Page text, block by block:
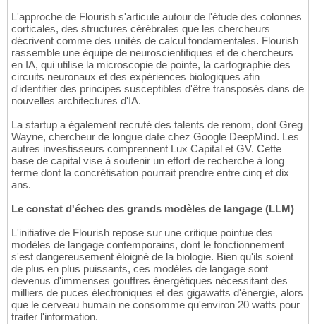
L'approche de Flourish s'articule autour de l'étude des colonnes
corticales, des structures cérébrales que les chercheurs
décrivent comme des unités de calcul fondamentales. Flourish
rassemble une équipe de neuroscientifiques et de chercheurs
en IA, qui utilise la microscopie de pointe, la cartographie des
circuits neuronaux et des expériences biologiques afin
d'identifier des principes susceptibles d'être transposés dans de
nouvelles architectures d'IA.
La startup a également recruté des talents de renom, dont Greg
Wayne, chercheur de longue date chez Google DeepMind. Les
autres investisseurs comprennent Lux Capital et GV. Cette
base de capital vise à soutenir un effort de recherche à long
terme dont la concrétisation pourrait prendre entre cinq et dix
ans.
Le constat d'échec des grands modèles de langage (LLM)
L'initiative de Flourish repose sur une critique pointue des
modèles de langage contemporains, dont le fonctionnement
s'est dangereusement éloigné de la biologie. Bien qu'ils soient
de plus en plus puissants, ces modèles de langage sont
devenus d'immenses gouffres énergétiques nécessitant des
milliers de puces électroniques et des gigawatts d'énergie, alors
que le cerveau humain ne consomme qu'environ 20 watts pour
traiter l'information.